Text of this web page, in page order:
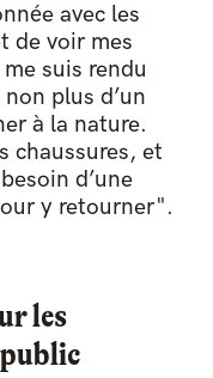
avec les
de voir mes
suis rendu
plus d’un
à la nature.
chaussures, et
d’une
y retourner".
les